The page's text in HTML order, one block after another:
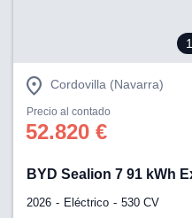
1
Cordovilla (Navarra)
Precio al contado
52.820 €
BYD Sealion 7 91 kWh
2026 Eléctrico 530 CV